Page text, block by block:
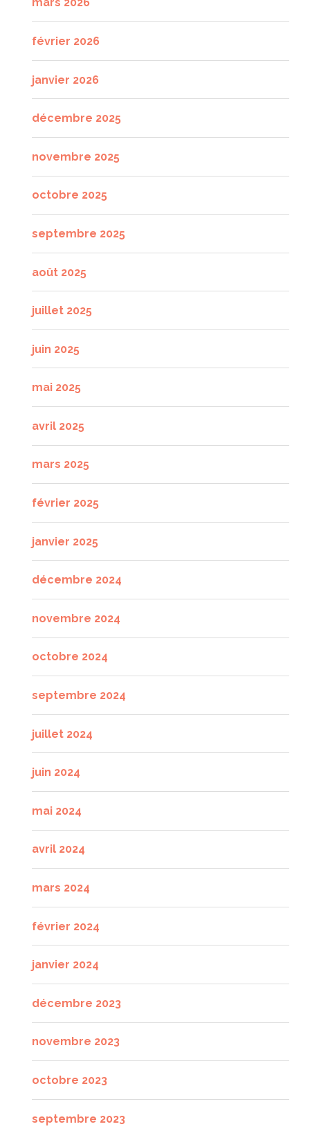
mars 2026
février 2026
janvier 2026
décembre 2025
novembre 2025
octobre 2025
septembre 2025
août 2025
juillet 2025
juin 2025
mai 2025
avril 2025
mars 2025
février 2025
janvier 2025
décembre 2024
novembre 2024
octobre 2024
septembre 2024
juillet 2024
juin 2024
mai 2024
avril 2024
mars 2024
février 2024
janvier 2024
décembre 2023
novembre 2023
octobre 2023
septembre 2023